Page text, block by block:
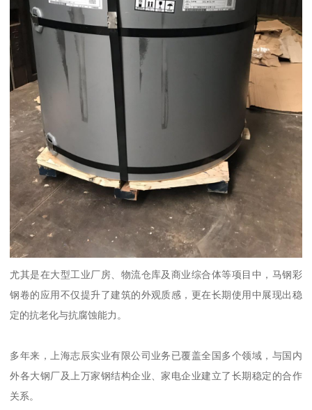
尤其是在大型工业厂房、物流仓库及商业综合体等项目中，马钢彩
钢卷的应用不仅提升了建筑的外观质感，更在长期使用中展现出稳
定的抗老化与抗腐蚀能力。
多年来，上海志辰实业有限公司业务已覆盖全国多个领域，与国内
外各大钢厂及上万家钢结构企业、家电企业建立了长期稳定的合作
关系。